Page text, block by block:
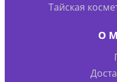
Тайская
О